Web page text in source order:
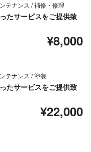
テナンス / 補修・修理
たサービスをご提供致
¥8,000
テナンス / 塗装
たサービスをご提供致
¥22,000